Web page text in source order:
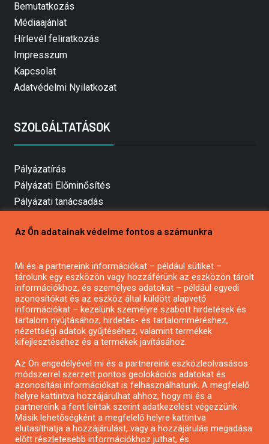
Bemutatkozás
Médiaajánlat
Hírlevél feliratkozás
Impresszum
Kapcsolat
Adatvédelmi Nyilatkozat
SZOLGÁLTATÁSOK
Pályázatírás
Pályázati Előminősítés
Pályázati tanácsadás
Mezőgazdasági pályázatírás
Pályázatírás civil szervezeteknek
Pályázatírás önkormányzatoknak
Pályázatfigyelés
Specifikus pályázatfigyelés vagy hírlevél
Pályázatok magánszemélyeknek
Pályázatok civil szervezeteknek
Pályázatok vállalkozásoknak
Az Ön adatainak védelme fontos a számunkra
Mi és a partnereink információkat – például sütiket –
tárolunk egy eszközön vagy hozzáférünk az eszközön tárolt
információkhoz, és személyes adatokat – például egyedi
azonosítókat és az eszköz által küldött alapvető
információkat – kezelünk személyre szabott hirdetések és
tartalom nyújtásához, hirdetés- és tartalomméréshez,
nézettségi adatok gyűjtéséhez, valamint termékek
kifejlesztéséhez és a termékek javításához.
Az Ön engedélyével mi és a partnereink eszközleolvasásos
módszerrel szerzett pontos geolokációs adatokat és
azonosítási információkat is felhasználhatunk. A megfelelő
helyre kattintva hozzájárulhat ahhoz, hogy mi és a
partnereink a fent leírtak szerint adatkezelést végezzünk.
Másik lehetőségként a megfelelő helyre kattintva
elutasíthatja a hozzájárulást, vagy a hozzájárulás megadása
előtt részletesebb információkhoz juthat, és